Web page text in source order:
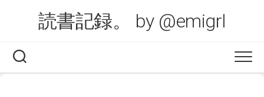
読書記録。 by @emigrl